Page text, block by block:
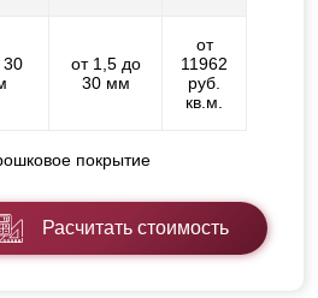
30
от 1,5 до
30 мм
от
11962
руб.
кв.м.
покрытие
Расчитать стоимость